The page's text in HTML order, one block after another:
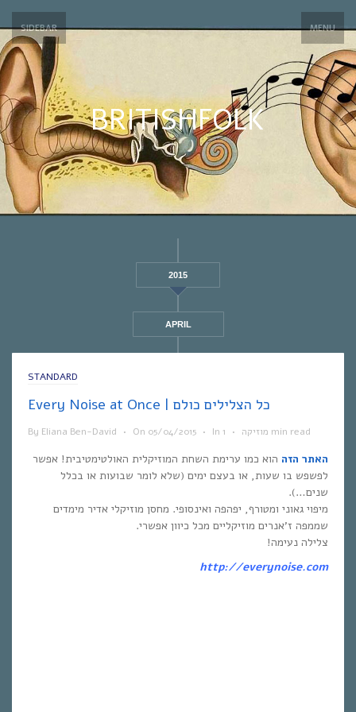
SIDEBAR MENU
BRITISHFOLK
2015
APRIL
STANDARD
Every Noise at Once | כל הצלילים כולם
By Eliana Ben-David • On 05/04/2015 • In מוזיקה • 1 min read
האתר הזה הוא כמו ערימת השחת המוזיקלית האולטימטיבית! אפשר
לפשפש בו שעות, או בעצם ימים (שלא לומר שבועות או בכלל
שנים…).
מיפוי גאוני ומטורף, יפהפה ואינסופי. מחסן מוזיקלי אדיר מימדים
שממפה ז’אנרים מוזיקליים מכל כיוון אפשרי.
צלילה נעימה!
http://everynoise.com